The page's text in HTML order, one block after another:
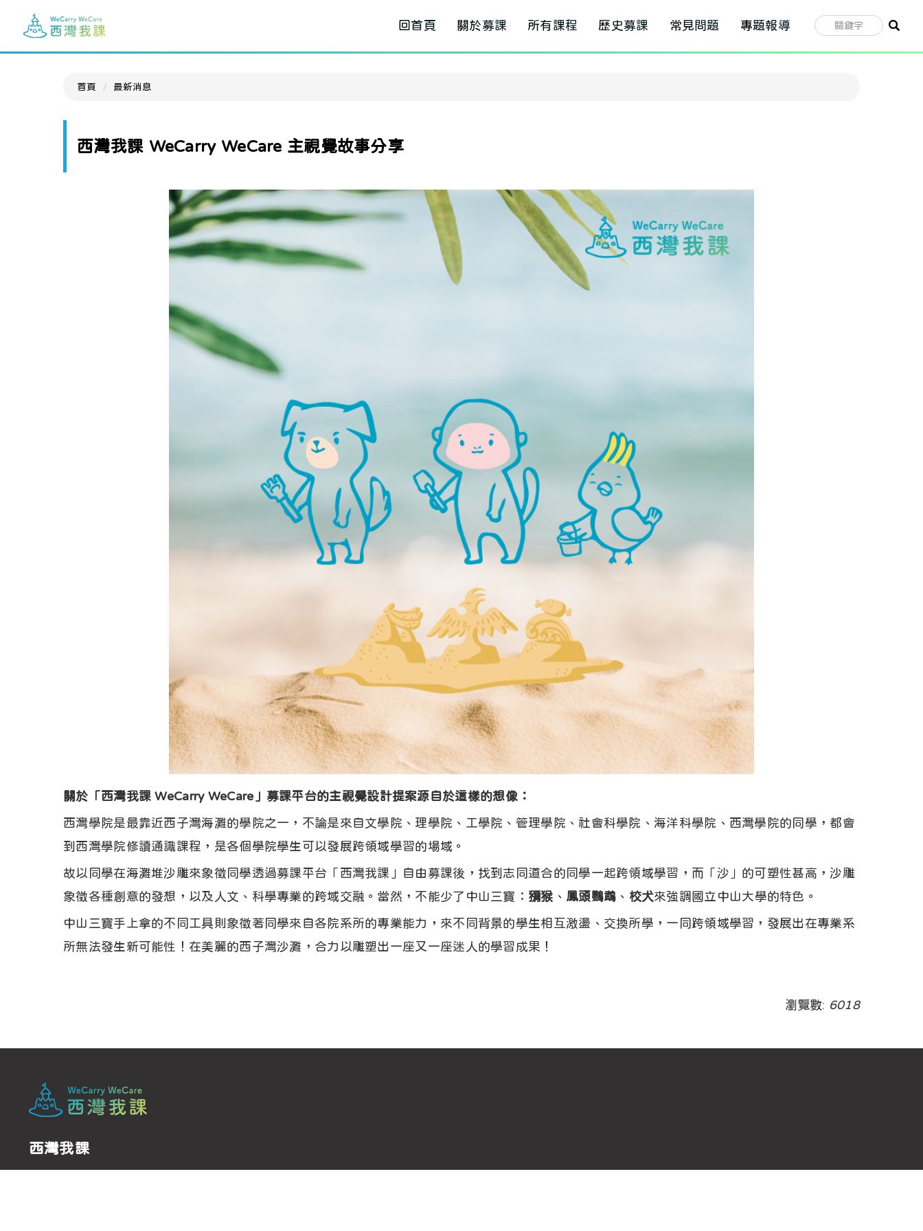
回首頁 關於募課 所有課程 歷史募課 常見問題 專題報導
首頁 最新消息
西灣我課 WeCarry WeCare 主視覺故事分享
關於「西灣我課 WeCarry WeCare」募課平台的主視覺設計提案源自於這樣的想像：
西灣學院是最靠近西子灣海灘的學院之一，不論是來自文學院、理學院、工學院、管理學院、社會科學院、海洋科學院、西灣學院的同學，都會
到西灣學院修讀通識課程，是各個學院學生可以發展跨領域學習的場域。
故以同學在海灘堆沙雕來象徵同學透過募課平台「西灣我課」自由募課後，找到志同道合的同學一起跨領域學習，而「沙」的可塑性甚高，沙雕
象徵各種創意的發想，以及人文、科學專業的跨域交融。當然，不能少了中山三寶： 獼猴 、 鳳頭鸚鵡 、 校犬來強調國立中山大學的特色。
中山三寶手上拿的不同工具則象徵著同學來自各院系所的專業能力，來不同背景的學生相互激盪、交換所學，一同跨領域學習，發展出在專業系
所無法發生新可能性！在美麗的西子灣沙灘，合力以雕塑出一座又一座迷人的學習成果！
瀏覽數: 6018
西灣我課